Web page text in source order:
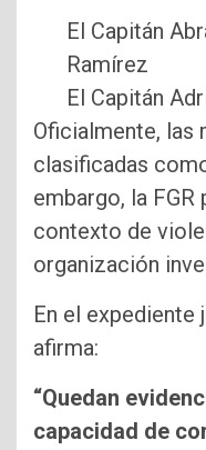
El Capitán
Ramírez
El Capitán
Oficialmente, las
clasificadas
embargo, la FGR
contexto de
organización
En el expediente
afirma:
“Quedan
capacidad de